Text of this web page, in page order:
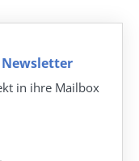
in ihre Mailbox